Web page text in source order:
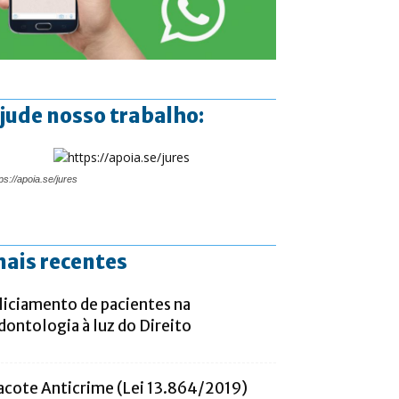
nosso trabalho:
apoia.se/jures
recentes
de pacientes na
à luz do Direito
Anticrime (Lei 13.864/2019)